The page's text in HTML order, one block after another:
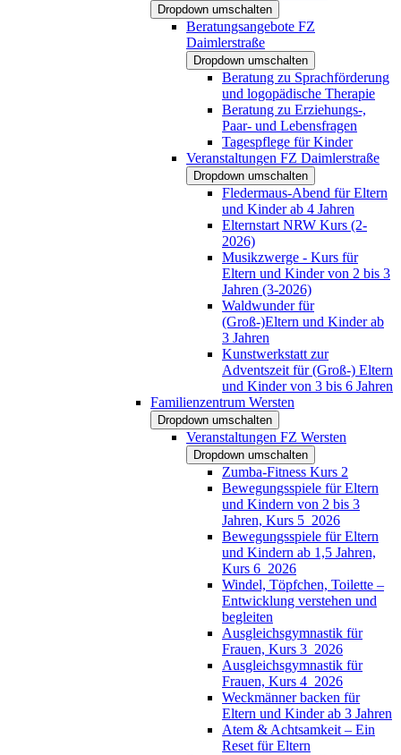
Dropdown umschalten
Beratungsangebote FZ
Daimlerstraße
Dropdown umschalten
Beratung zu Sprachförderung
und logopädische Therapie
Beratung zu Erziehungs-,
Paar- und Lebensfragen
Tagespflege für Kinder
Veranstaltungen FZ Daimlerstraße
Dropdown umschalten
Fledermaus-Abend für Eltern
und Kinder ab 4 Jahren
Elternstart NRW Kurs (2-
2026)
Musikzwerge - Kurs für
Eltern und Kinder von 2 bis 3
Jahren (3-2026)
Waldwunder für
(Groß-)Eltern und Kinder ab
3 Jahren
Kunstwerkstatt zur
Adventszeit für (Groß-) Eltern
und Kinder von 3 bis 6 Jahren
Familienzentrum Wersten
Dropdown umschalten
Veranstaltungen FZ Wersten
Dropdown umschalten
Zumba-Fitness Kurs 2
Bewegungsspiele für Eltern
und Kindern von 2 bis 3
Jahren, Kurs 5_2026
Bewegungsspiele für Eltern
und Kindern ab 1,5 Jahren,
Kurs 6_2026
Windel, Töpfchen, Toilette –
Entwicklung verstehen und
begleiten
Ausgleichsgymnastik für
Frauen, Kurs 3_2026
Ausgleichsgymnastik für
Frauen, Kurs 4_2026
Weckmänner backen für
Eltern und Kinder ab 3 Jahren
Atem & Achtsamkeit – Ein
Reset für Eltern